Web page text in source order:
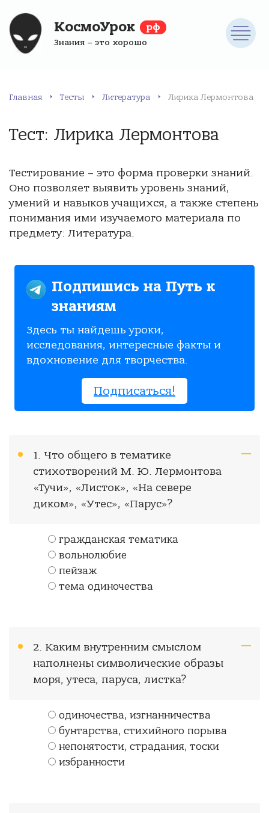
КосмоУрок рф
Знания – это хорошо
Главная Тесты Литература Лирика Лермонтова
Тест: Лирика Лермонтова
Тестирование – это форма проверки знаний.
Оно позволяет выявить уровень знаний,
умений и навыков учащихся, а также степень
понимания ими изучаемого материала по
предмету: Литература.
Подпишись на Путь к
знаниям
Здесь ты найдешь уроки,
исследования, интересные факты и
вдохновение для творчества.
Подписаться!
1. Что общего в тематике
стихотворений М. Ю. Лермонтова
«Тучи», «Листок», «На севере
диком», «Утес», «Парус»?
гражданская тематика
вольнолюбие
пейзаж
тема одиночества
2. Каким внутренним смыслом
наполнены символические образы
моря, утеса, паруса, листка?
одиночества, изгнанничества
бунтарства, стихийного порыва
непонятости, страдания, тоски
избранности